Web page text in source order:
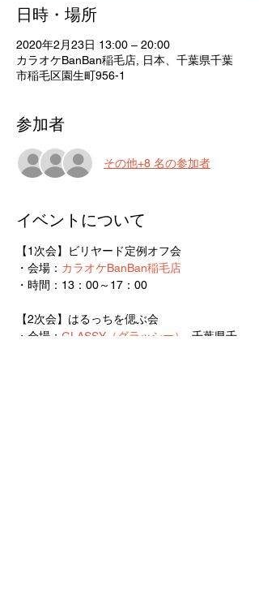
日時・場所
2020年2月23日 13:00 – 20:00
カラオケBanBan稲毛店, 日本、千葉県千葉
市稲毛区園生町956-1
参加者
その他+8 名の参加者
イベントについて
【1次会】ビリヤード定例オフ会
・会場： カラオケBanBan稲毛店
・時間：13：00～17：00
【2次会】はるっちを偲ぶ会
・会場： GLASSY（グラッシー）
千葉県千